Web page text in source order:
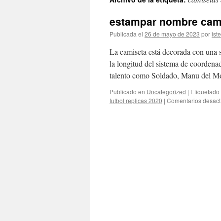
contenido
estampar nombre
Publicada el 26 de mayo de 2023 por
La camiseta está decorada con
la longitud del sistema de
talento como Soldado, Manu del
Publicado en Uncategorized | Etiquetado
futbol replicas 2020 | Comentarios